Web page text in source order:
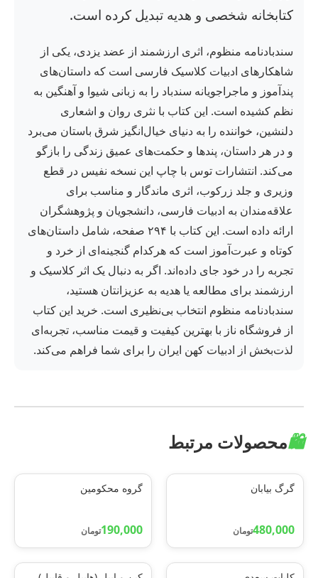
کتابخانه شخصی و هدیه تبدیل کرده است.
سندبادنامه منظوم، اثری ارزشمند از عضد یزدی، یکی از
شاهکارهای ادبیات کلاسیک فارسی است که داستان‌های
پندآموز و ماجراجویانه سندباد را به زبانی شیوا و آهنگین به
نظم کشیده است. این کتاب با نثری روان و اشعاری
دلنشین، خواننده را به دنیای خیال‌انگیز شرق باستان می‌برد
و در هر داستان، پندها و حکمت‌های عمیق زندگی را بازگو
می‌کند. انتشارات توس با چاپ این نسخه نفیس در قطع
وزیری و جلد زرکوب، اثری ماندگار و مناسب برای
علاقه‌مندان به ادبیات فارسی، دانشجویان و پژوهشگران
ارائه داده است. این کتاب با ۲۹۴ صفحه، شامل داستان‌های
کوتاه و عبرت‌آموز است که هرکدام گنجینه‌ای از خرد و
تجربه را در خود جای داده‌اند. اگر به دنبال یک اثر کلاسیک و
ارزشمند برای مطالعه یا هدیه به عزیزانتان هستید،
سندبادنامه منظوم انتخاب بی‌نظیری است. خرید این کتاب
از فروشگاه ناز با بهترین کیفیت و قیمت مناسب، تجربه‌ای
لذت‌بخش از ادبیات کهن ایران را برای شما فراهم می‌کند.
🛍️محصولات مرتبط
گرگ بیابان
480,000تومان
گروه محکومین
190,000تومان